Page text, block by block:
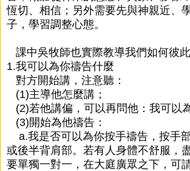
恆切、相信；另外需要先與神親近、
子，學習調整心態。
課中吳牧師也實際教導我們如何彼此
1.我可以為你禱告什麼
對方開始講，注意聽：
(1)主導他怎麼講；
(2)若他講偏，可以再問他：我可以
(3)開始為他禱告：
a.我是否可以為你按手禱告，按手
或後半背肩部。若有人身體不舒服，
要單獨一對一，在大庭廣眾之下，可